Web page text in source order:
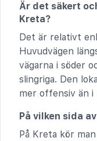
Är det säkert
Kreta?
Det är relativt
Huvudvägen
vägarna i söder
slingriga. Den
mer offensiv än i
På vilken sida
På Kreta kör